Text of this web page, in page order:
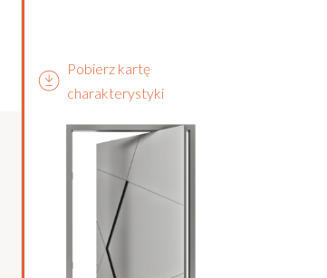
Pobierz kartę
charakterystyki